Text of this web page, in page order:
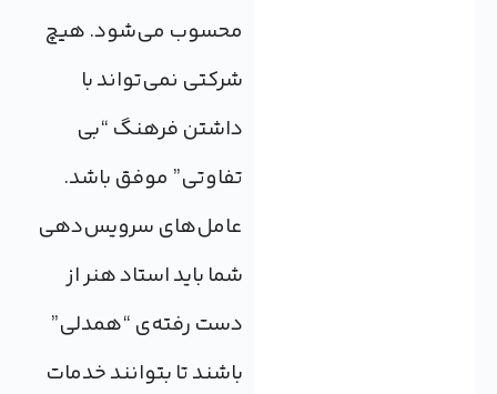
محسوب می‌شود. هیچ
شرکتی نمی‌تواند با
داشتن فرهنگ “بی
تفاوتی” موفق باشد.
عامل‌های سرویس‌دهی
شما باید استاد هنر از
دست رفته‌ی “همدلی”
باشند تا بتوانند خدمات